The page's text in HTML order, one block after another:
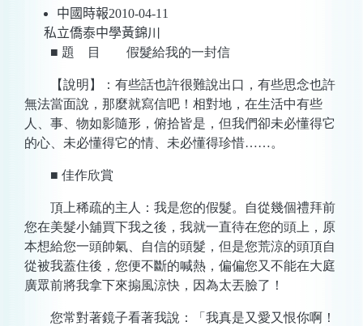
中國時報2010-04-11
私立僑泰中學黃錦川
■ 題 目 假髮給我的一封信
【說明】：有些話也許很難說出口，有些思念也許
無法當面說，那麼就寫信吧！相對地，在生活中有些
人、事、物如影隨形，俯拾皆是，但我們卻未必懂得它
的心、未必懂得它的情、未必懂得珍惜……。
■ 佳作欣賞
頂上稀疏的主人：我是您的假髮。自從幾個禮拜前
您在美髮小舖買下我之後，我就一直待在您的頭上，原
本想給您一頭帥氣、自信的頭髮，但是您荒涼的頭頂自
從被我蓋住後，您便不斷的喊熱，偏偏您又不能在大庭
廣眾前將我拿下來搧風涼快，因為太丟臉了！
您常對著鏡子看著我說：「我真是又愛又恨你啊！